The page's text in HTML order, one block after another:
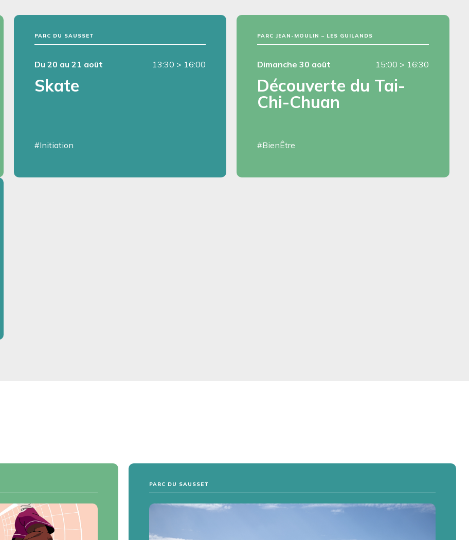
PARC DU SAUSSET
Du 20 au 21 août 13:30 > 16:00
Skate
#Initiation
PARC JEAN-MOULIN – LES GUILANDS
Dimanche 30 août 15:00 > 16:30
Découverte du Tai-
Chi-Chuan
#BienÊtre
PARC DU SAUSSET